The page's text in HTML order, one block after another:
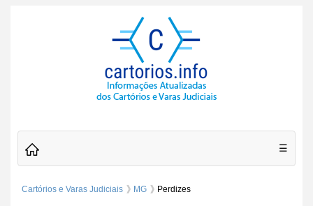
☰
Cartórios e Varas Judiciais MG Perdizes